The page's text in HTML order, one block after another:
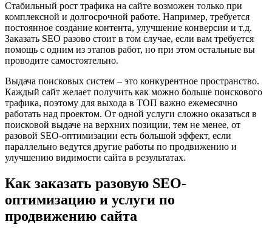
Стабильный рост трафика на сайте возможен только при
комплексной и долгосрочной работе. Например, требуется
постоянное создание контента, улучшение конверсии и т.д.
Заказать SEO разово стоит в том случае, если вам требуется
помощь с одним из этапов работ, но при этом остальные вы
проводите самостоятельно.
Выдача поисковых систем – это конкурентное пространство.
Каждый сайт желает получить как можно больше поискового
трафика, поэтому для выхода в ТОП важно ежемесячно
работать над проектом. От одной услуги сложно оказаться в
поисковой выдаче на верхних позиции, тем не менее, от
разовой SEO-оптимизации есть большой эффект, если
параллельно ведутся другие работы по продвижению и
улучшению видимости сайта в результатах.
Как заказать разовую SEO-
оптимизацию и услуги по
продвижению сайта